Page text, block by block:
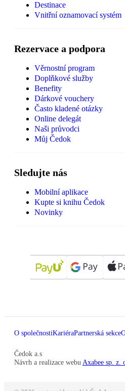
Destinace
Vnitřní oznamovací systém
Rezervace a podpora
Věrnostní program
Doplňkové služby
Benefity
Dárkové vouchery
Často kladené otázky
Online delegát
Naši průvodci
Můj Čedok
Sledujte nás
Mobilní aplikace
Kupte si knihu Čedok
Novinky
O společnostiKariéraPartnerská sekce
Čedok a.s
Návrh a realizace webu Axabee sp. z.